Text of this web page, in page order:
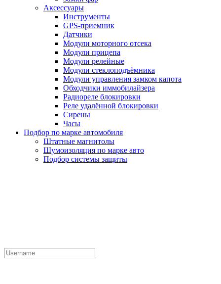
Аксессуары
Инструменты
GPS-приемник
Датчики
Модули моторного отсека
Модули прицепа
Модули релейные
Модули стеклоподъёмника
Модули управления замком капота
Обходчики иммобилайзера
Радиореле блокировки
Реле удалённой блокировки
Сирены
Часы
Подбор по марке автомобиля
Штатные магнитолы
Шумоизоляция по марке авто
Подбор системы защиты